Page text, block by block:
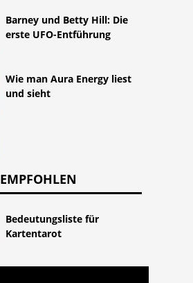
Barney und Betty Hill: Die
erste UFO-Entführung
Wie man Aura Energy liest
und sieht
EMPFOHLEN
Bedeutungsliste für
Kartentarot